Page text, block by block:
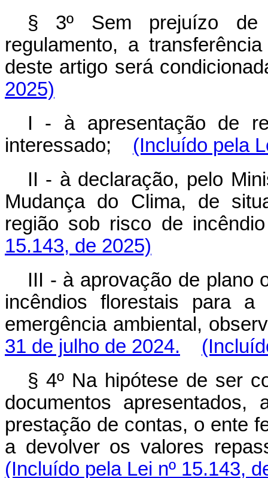
§ 3º Sem prejuízo de
regulamento, a
deste artigo será
2025)
I - à apresentação de
interessado;
(Incluído pela
II - à declaração, pelo
Mudança do Clima, de
região sob risco de
15.143, de 2025)
III - à aprovação de plano
incêndios florestais para
emergência ambiental,
31 de julho de 2024.
§ 4º Na hipótese de ser
documentos
prestação de contas, o ente
a devolver os valores
(Incluído pela Lei nº 15.143,